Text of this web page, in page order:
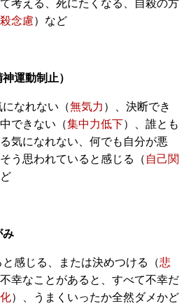
考える、死にたくなる、自殺の方
念慮）など
運動制止）
なれない（無気力 ）、決断でき
できない（集中力低下）、誰とも
気になれない、何でも自分が悪
う思われていると感じる（ 自己関
み
感じる、または決めつける（悲
幸なことがあると、すべて不幸だ
）、うまくいったか全然ダメかど